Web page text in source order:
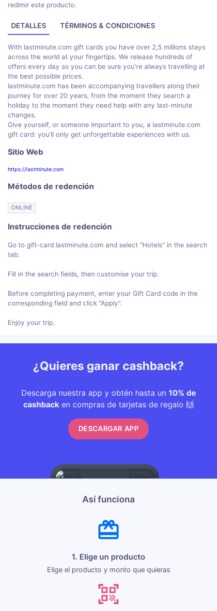
redimir este producto.
DETALLES TÉRMINOS & CONDICIONES
With lastminute.com gift cards you have over 2,5 millions stays
across the world at your fingertips. We release hundreds of
offers every day so you can be sure you're always travelling at
the best possible prices.
lastminute.com has been accompanying travellers along their
journey for over 20 years, from the moment they search a
holiday to the moment they need help with any last-minute
changes.
Give yourself, or someone important to you, a lastminute.com
gift card: you'll only get unforgettable experiences with us.
Sitio Web
https://lastminute.com
Métodos de redención
ONLINE
Instrucciones de redención
Go to gift-card.lastminute.com and select "Hotels" in the search
tab.
Fill in the search fields, then customise your trip.
Before completing payment, enter your Gift Card code in the
corresponding field and click "Apply".
Enjoy your trip.
¿Quieres ganar cashback?
Descarga nuestra app y obtén hasta un 10% de
cashback en compras de tarjetas de regalo 🙌
DESCARGAR APP
Así funciona
1. Elige un producto
Elige el producto y monto que quieras